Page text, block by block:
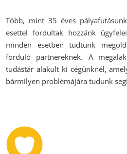
Több, mint 35 éves
esettel fordultak hozzánk
minden esetben tudtunk
forduló partnereknek. A
tudástár alakult ki cégünknél,
bármilyen problémájára tudunk